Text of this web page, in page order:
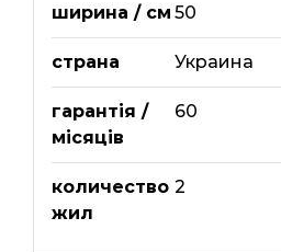
ширина / см 50
страна Украина
гарантія /
місяців
60
количество
жил
2